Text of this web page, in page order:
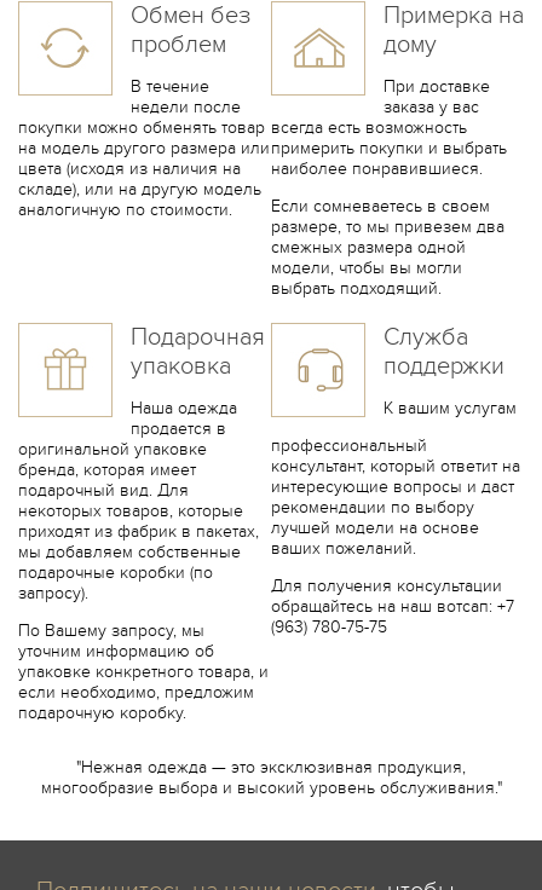
Обмен без
проблем
В течение
недели после
покупки можно обменять товар
на модель другого размера или
цвета (исходя из наличия на
складе), или на другую модель
аналогичную по стоимости.
Примерка на
дому
При доставке
заказа у вас
всегда есть возможность
примерить покупки и выбрать
наиболее понравившиеся.
Если сомневаетесь в своем
размере, то мы привезем два
смежных размера одной
модели, чтобы вы могли
выбрать подходящий.
Подарочная
упаковка
Наша одежда
продается в
оригинальной упаковке
бренда, которая имеет
подарочный вид. Для
некоторых товаров, которые
приходят из фабрик в пакетах,
мы добавляем собственные
подарочные коробки (по
запросу).
По Вашему запросу, мы
уточним информацию об
упаковке конкретного товара, и
если необходимо, предложим
подарочную коробку.
Служба
поддержки
К вашим услугам
профессиональный
консультант, который ответит на
интересующие вопросы и даст
рекомендации по выбору
лучшей модели на основе
ваших пожеланий.
Для получения консультации
обращайтесь на наш вотсап: +7
(963) 780-75-75
"Нежная одежда — это эксклюзивная продукция,
многообразие выбора и высокий уровень обслуживания."